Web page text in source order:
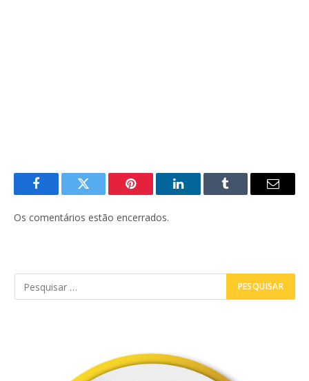
FacebookTwitter Pinterest LinkedInTumblr
E-
Os comentários estão encerrados.